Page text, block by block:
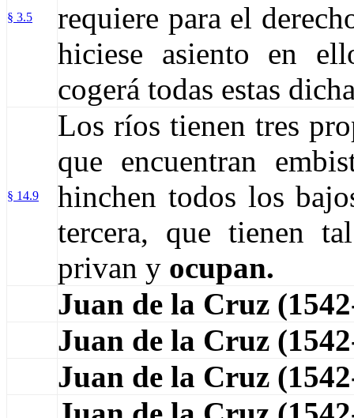
§ 3.5
requiere para el
hiciese asiento en
cogerá todas estas
§ 14.9
Los ríos tienen tres
que encuentran
hinchen todos los
tercera, que tienen
privan y ocupan.
Juan de la Cruz
Juan de la Cruz
Juan de la Cruz